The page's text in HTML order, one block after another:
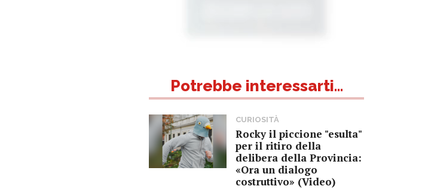
Potrebbe interessarti...
CURIOSITÀ
Rocky il piccione "esulta"
per il ritiro della
delibera della Provincia:
«Ora un dialogo
costruttivo» (Video)